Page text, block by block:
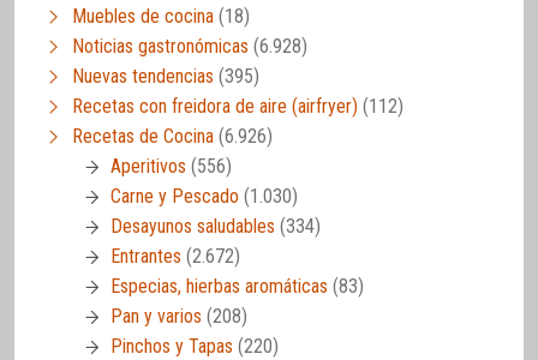
Muebles de cocina (18)
Noticias gastronómicas (6.928)
Nuevas tendencias (395)
Recetas con freidora de aire (airfryer) (112)
Recetas de Cocina (6.926)
Aperitivos (556)
Carne y Pescado (1.030)
Desayunos saludables (334)
Entrantes (2.672)
Especias, hierbas aromáticas (83)
Pan y varios (208)
Pinchos y Tapas (220)